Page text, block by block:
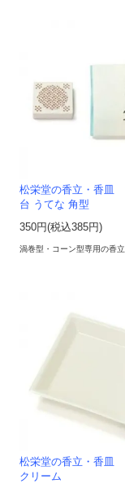
松栄堂の香立・香皿
台 うてな 角型
350円(税込385円)
渦巻型・コーン型専用の香立
松栄堂の香立・香
クリーム